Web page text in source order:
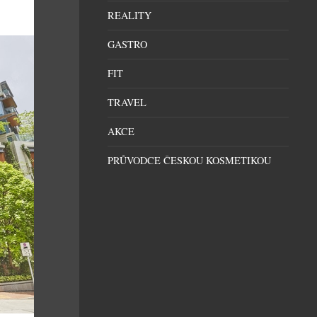
REALITY
GASTRO
FIT
TRAVEL
AKCE
PRŮVODCE ČESKOU KOSMETIKOU